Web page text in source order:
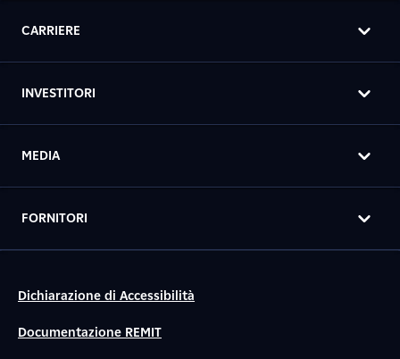
CARRIERE
INVESTITORI
MEDIA
FORNITORI
Dichiarazione di Accessibilità
Documentazione REMIT